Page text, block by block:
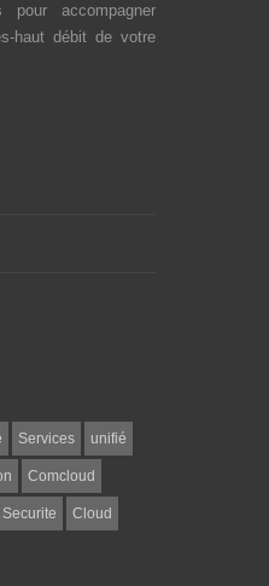
accompagner
haut débit de votre
Services unifié
Comcloud
Securite Cloud